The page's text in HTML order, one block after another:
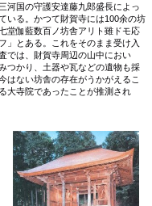
河国の守護安達藤九郎盛長によっ
いる。かつて財賀寺には100余の坊
堂伽藍数百ノ坊舎アリト雖ドモ応
」とある。これをそのまま受け入
では、財賀寺周辺の山中におい
つかり、土器や瓦などの遺物も採
はない坊舎の存在がうかがえるこ
大寺院であったことが推測され